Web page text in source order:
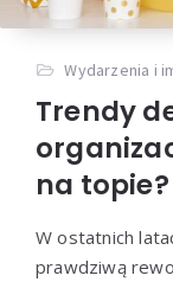
Wydarzenia i
Trendy
na topie?
W ostatnich
prawdziwą